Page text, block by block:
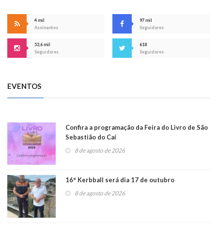
4 mil
Assinantes
97 mil
Seguidores
53,6 mil
Seguidores
618
Seguidores
EVENTOS
Confira a programação da Feira do Livro de São
Sebastião do Caí
8 de agosto de 2026
16° Kerbball será dia 17 de outubro
8 de agosto de 2026